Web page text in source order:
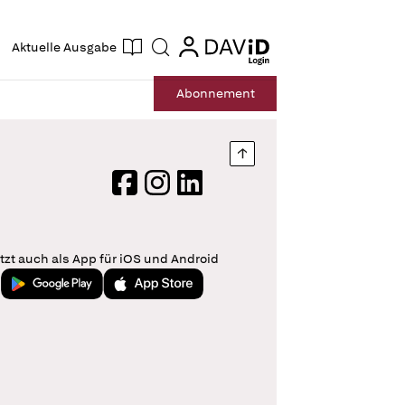
Aktuelle Ausgabe Suche login
login
Abonnement
Nach oben springen
FacebookInstagram
LinkedIn
auch als App für iOS und Android
Jetzt bei Google PlayLaden im App Store